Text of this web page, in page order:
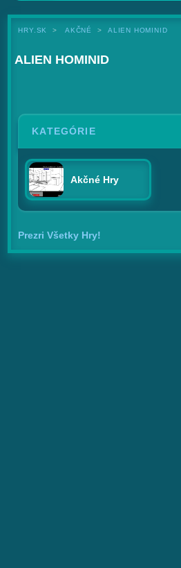
HRY.SK AKČNÉ ALIEN HOMINID
ALIEN HOMINID
KATEGÓRIE
Akčné Hry
Prezri Všetky Hry!